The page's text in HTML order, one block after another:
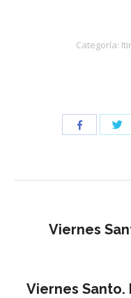
Categoría:
Compartir
entre
Viernes
Viernes Santo.